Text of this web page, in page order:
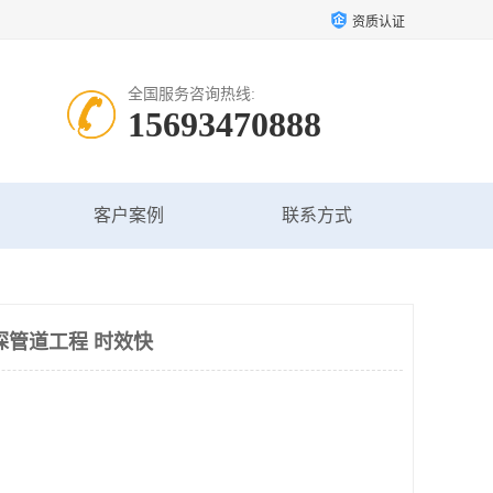
资质认证
全国服务咨询热线:
15693470888
客户案例 联系方式
管道工程 时效快